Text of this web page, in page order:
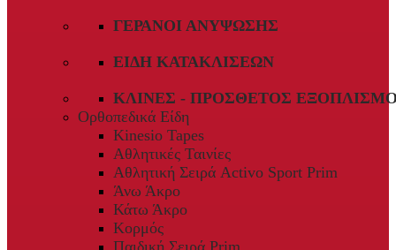
ΓΕΡΑΝΟΊ ΑΝΎΨΩΣΗΣ
ΕΊΔΗ ΚΑΤΑΚΛΊΣΕΩΝ
ΚΛΊΝΕΣ - ΠΡΌΣΘΕΤΟΣ
Ορθοπεδικά Είδη
Kinesio Tapes
Αθλητικές Ταινίες
Αθλητική Σειρά Activo Sport Prim
Άνω Άκρο
Κάτω Άκρο
Κορμός